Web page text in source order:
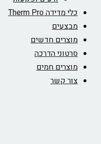
כלי מדידה Therm Pro
מבצעים
מוצרים חדשים
סרטוני הדרכה
מוצרים חמים
צור קשר